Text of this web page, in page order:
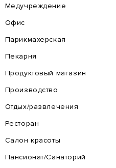
Медучреждение
Офис
Парикмахерская
Пекарня
Продуктовый магазин
Производство
Отдых/развлечения
Ресторан
Салон красоты
Пансионат/Санаторий